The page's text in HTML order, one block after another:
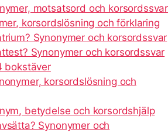
motsatsord och korsordssvar
korsordslösning och förklaring
Synonymer och korsordssvar
Synonymer och korsordssvar
bokstäver
korsordslösning och
betydelse och korsordshjälp
Synonymer och